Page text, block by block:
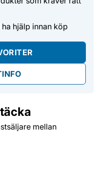
hjälp innan köp
mellan